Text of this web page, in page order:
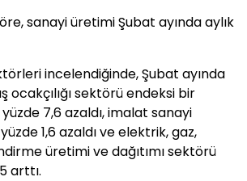
sanayi üretimi Şubat ayında aylık
incelendiğinde, Şubat ayında
ocakçılığı sektörü endeksi bir
7,6 azaldı, imalat sanayi
1,6 azaldı ve elektrik, gaz,
üretimi ve dağıtımı sektörü
arttı.